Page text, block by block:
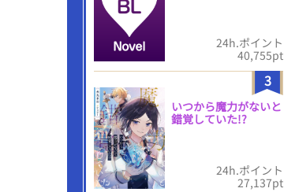
24h.ポイント
40,755pt
3
いつから魔力がないと
錯覚していた!?
24h.ポイント
27,137pt